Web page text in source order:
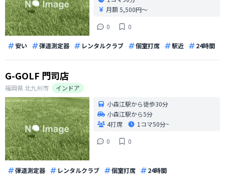
月額 5,500円〜
0
0
安い 弾道測定器 レンタルクラブ 個室打席 駅近 24時間
G-GOLF 門司店
福岡県 北九州市
インドア
小森江駅から徒歩30分
小森江駅から5分
4打席
1コマ50分~
0
0
弾道測定器 レンタルクラブ 個室打席 24時間